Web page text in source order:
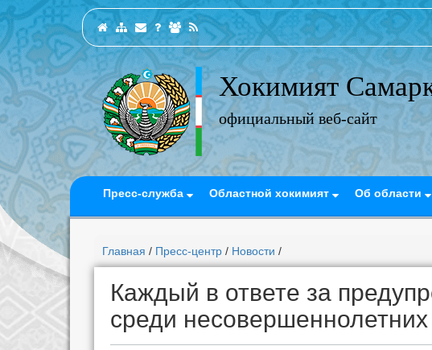
Хокимият
официальный веб-сайт
Пресс-служба Областной хокимият Об области
Главная / Пресс-центр / Новости /
Каждый в ответе за
среди несовершеннолетних